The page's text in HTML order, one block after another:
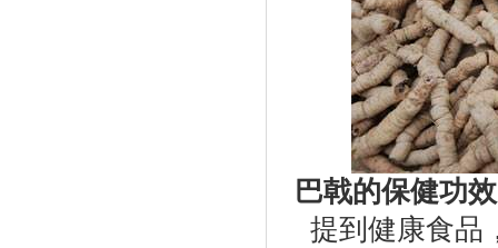
巴戟的保健功
提到健康食品